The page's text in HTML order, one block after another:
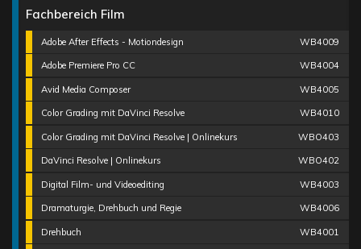
Fachbereich Film
Adobe After Effects - Motiondesign WB4009
Adobe Premiere Pro CC WB4004
Avid Media Composer WB4005
Color Grading mit DaVinci Resolve WB4010
Color Grading mit DaVinci Resolve | Onlinekurs WBO403
DaVinci Resolve | Onlinekurs WBO402
Digital Film- und Videoediting WB4003
Dramaturgie, Drehbuch und Regie WB4006
Drehbuch WB4001